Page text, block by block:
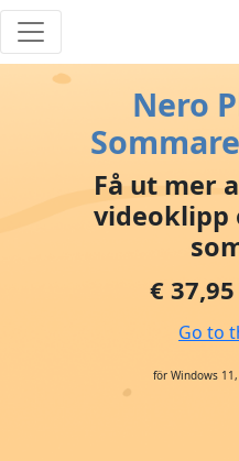
Nero
Få ut mer
videoklipp
€ 37,95
Go to
för Windows